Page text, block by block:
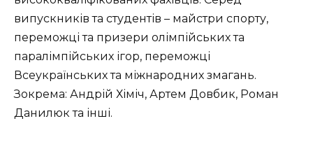
випускників та студентів – майстри спорту,
переможці та призери олімпійських та
паралімпійських ігор, переможці
Всеукраїнських та міжнародних змагань.
Зокрема: Андрій Хіміч, Артем Довбик, Роман
Данилюк та інші.